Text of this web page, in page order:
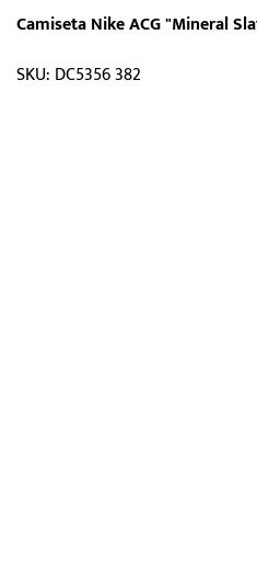
Camiseta Nike ACG "Mineral
SKU: DC5356 382